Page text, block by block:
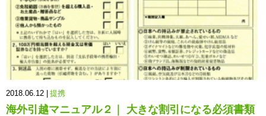
2018.06.12 | 提携
海外引越マニュアル２｜ 大きな割引になる必須書類